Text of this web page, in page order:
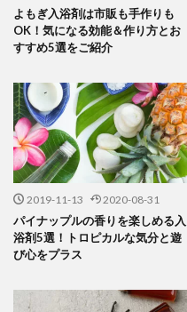
よもぎ入浴剤は市販も手作りも
OK！気になる効能＆作り方とお
すすめ5選をご紹介
2019-11-13 2020-08-31
パイナップルの香りを楽しめる入
浴剤5選！トロピカルな気分と遊
び心をプラス